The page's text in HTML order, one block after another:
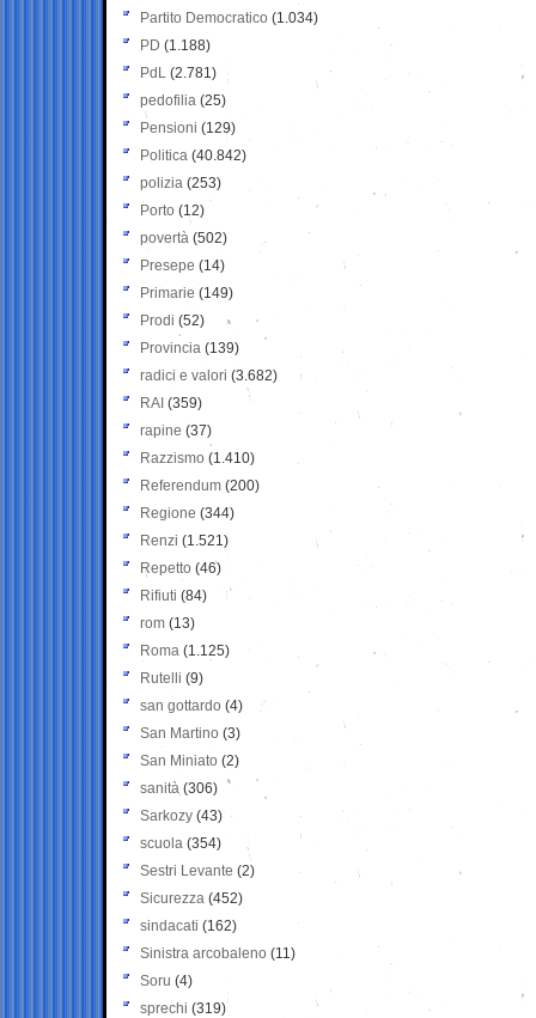
Partito Democratico (1.034)
PD (1.188)
PdL (2.781)
pedofilia (25)
Pensioni (129)
Politica (40.842)
polizia (253)
Porto (12)
povertà (502)
Presepe (14)
Primarie (149)
Prodi (52)
Provincia (139)
radici e valori (3.682)
RAI (359)
rapine (37)
Razzismo (1.410)
Referendum (200)
Regione (344)
Renzi (1.521)
Repetto (46)
Rifiuti (84)
rom (13)
Roma (1.125)
Rutelli (9)
san gottardo (4)
San Martino (3)
San Miniato (2)
sanità (306)
Sarkozy (43)
scuola (354)
Sestri Levante (2)
Sicurezza (452)
sindacati (162)
Sinistra arcobaleno (11)
Soru (4)
sprechi (319)